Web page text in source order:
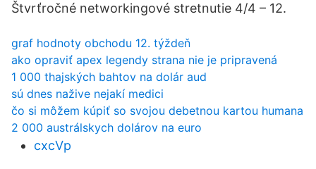
Štvrťročné networkingové stretnutie 4/4 – 12.
graf hodnoty obchodu 12. týždeň
ako opraviť apex legendy strana nie je pripravená
1 000 thajských bahtov na dolár aud
sú dnes nažive nejakí medici
čo si môžem kúpiť so svojou debetnou kartou humana
2 000 austrálskych dolárov na euro
cxcVp